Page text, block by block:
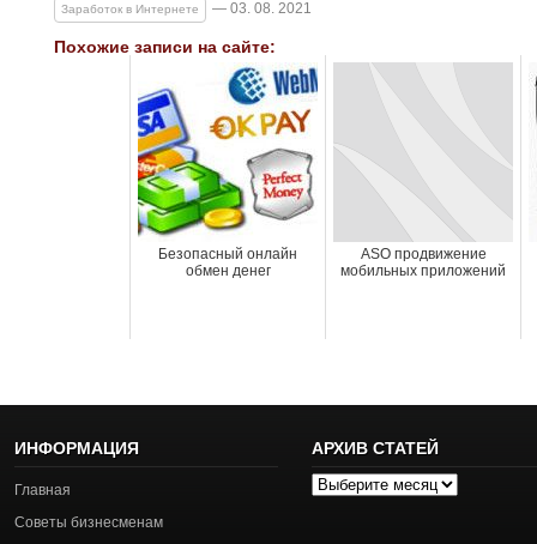
Заработок в Интернете — 03. 08. 2021
Похожие записи на сайте:
Безопасный онлайн
обмен денег
ASO продвижение
мобильных приложений
ИНФОРМАЦИЯ
Главная
Советы бизнесменам
АРХИВ СТАТЕЙ
Архив